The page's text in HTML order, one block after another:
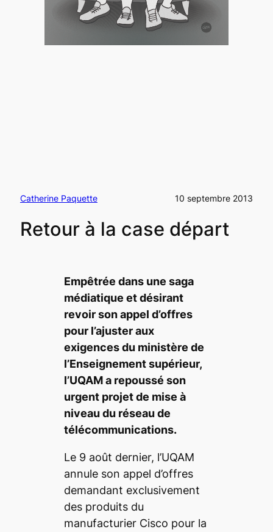
Catherine Paquette 10 septembre 2013
Retour à la case départ
Empêtrée dans une saga
médiatique et désirant
revoir son appel d’offres
pour l’ajuster aux
exigences du ministère de
l’Enseignement supérieur,
l’UQAM a repoussé son
urgent projet de mise à
niveau du réseau de
télécommunications.
Le 9 août dernier, l’UQAM
annule son appel d’offres
demandant exclusivement
des produits du
manufacturier Cisco pour la